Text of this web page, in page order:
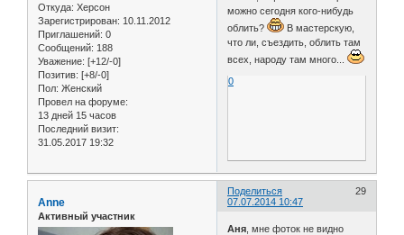
Откуда: Херсон
Зарегистрирован: 10.11.2012
Приглашений: 0
Сообщений: 188
Уважение: [+12/-0]
Позитив: [+8/-0]
Пол: Женский
Провел на форуме:
13 дней 15 часов
Последний визит:
31.05.2017 19:32
можно сегодня кого-нибудь
облить?
В мастерскую,
что ли, съездить, облить там
всех, народу там много...
0
Поделиться
29
07.07.2014 10:47
Anne
Активный участник
Аня , мне фоток не видно